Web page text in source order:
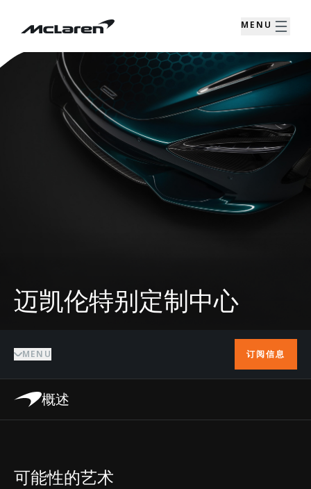
MENU
迈凯伦特别定制中心
MENU 订阅信息
概述
可能性的艺术